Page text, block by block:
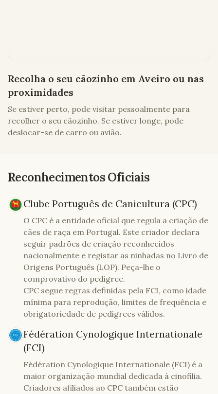
Recolha o seu cãozinho em Aveiro ou nas
proximidades
Se estiver perto, pode visitar pessoalmente para
recolher o seu cãozinho. Se estiver longe, pode
deslocar-se de carro ou avião.
Reconhecimentos Oficiais
Clube Português de Canicultura (CPC)
O CPC é a entidade oficial que regula a criação de
cães de raça em Portugal. Este criador declara
seguir padrões de criação reconhecidos
nacionalmente e registar as ninhadas no Livro de
Origens Português (LOP). Peça-lhe o
comprovativo do pedigree.
CPC segue regras definidas pela FCI, como idade
mínima para reprodução, limites de frequência e
obrigatoriedade de pedigrees válidos.
Fédération Cynologique Internationale
(FCI)
Fédération Cynologique Internationale (FCI) é a
maior organização mundial dedicada à cinofilia.
Criadores afiliados ao CPC também estão